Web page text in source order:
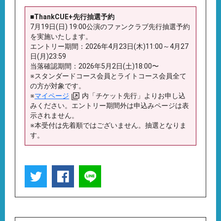
■ThankCUE+先行抽選予約
7月19日(日) 19:00公演のファンクラブ先行抽選予約
を実施いたします。
エントリー期間：2026年4月23日(木)11:00～4月27
日(月)23:59
当落確認期間：2026年5月2日(土)18:00〜
※スタンダードコース会員とライトコース会員全て
の方が対象です。
※マイページ
内「チケット先行」よりお申し込
みください。エントリー期間外は申込みページは表
示されません。
※本受付は先着順ではございません。抽選となりま
す。